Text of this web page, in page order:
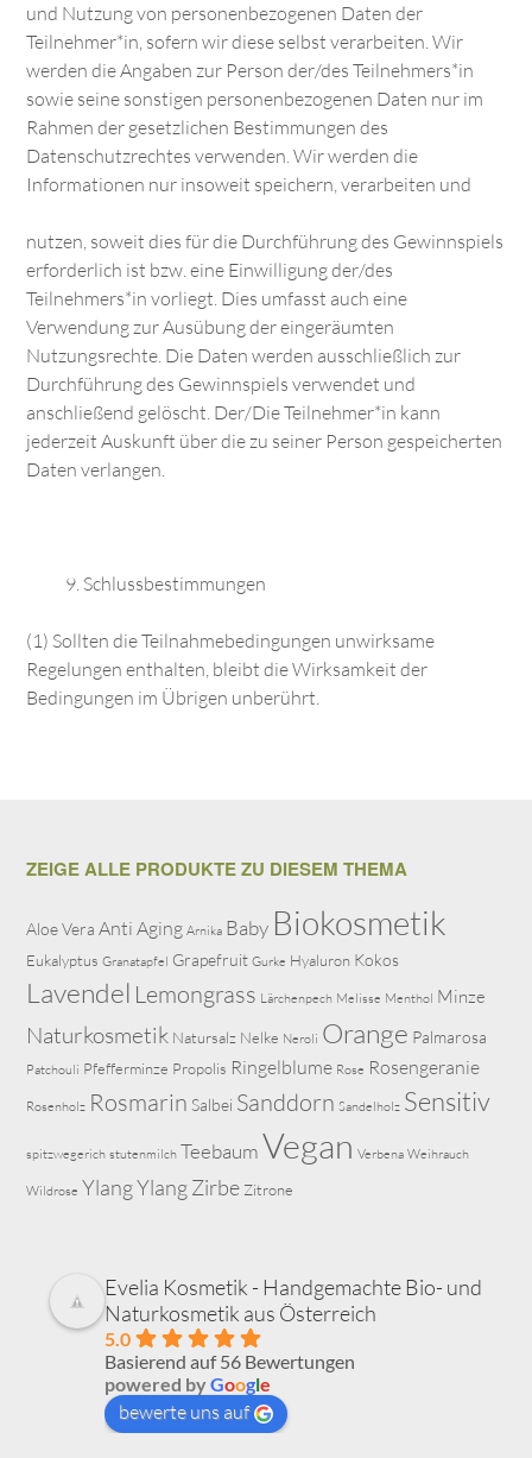
und Nutzung von personenbezogenen Daten der
Teilnehmer*in, sofern wir diese selbst verarbeiten. Wir
werden die Angaben zur Person der/des Teilnehmers*in
sowie seine sonstigen personenbezogenen Daten nur im
Rahmen der gesetzlichen Bestimmungen des
Datenschutzrechtes verwenden. Wir werden die
Informationen nur insoweit speichern, verarbeiten und
nutzen, soweit dies für die Durchführung des Gewinnspiels
erforderlich ist bzw. eine Einwilligung der/des
Teilnehmers*in vorliegt. Dies umfasst auch eine
Verwendung zur Ausübung der eingeräumten
Nutzungsrechte. Die Daten werden ausschließlich zur
Durchführung des Gewinnspiels verwendet und
anschließend gelöscht. Der/Die Teilnehmer*in kann
jederzeit Auskunft über die zu seiner Person gespeicherten
Daten verlangen.
Schlussbestimmungen
(1) Sollten die Teilnahmebedingungen unwirksame
Regelungen enthalten, bleibt die Wirksamkeit der
Bedingungen im Übrigen unberührt.
ZEIGE ALLE PRODUKTE ZU DIESEM THEMA
Aloe Vera Anti Aging Arnika Baby Biokosmetik
Eukalyptus Granatapfel Grapefruit Gurke Hyaluron Kokos
Lavendel Lemongrass Lärchenpech Melisse Menthol Minze
Naturkosmetik Natursalz Nelke Neroli Orange Palmarosa
Patchouli Pfefferminze Propolis Ringelblume Rose Rosengeranie
Rosenholz Rosmarin Salbei Sanddorn Sandelholz Sensitiv
spitzwegerich stutenmilch TeebaumVegan Verbena Weihrauch
Wildrose Ylang YlangZirbe Zitrone
Evelia Kosmetik - Handgemachte Bio- und
Naturkosmetik aus Österreich
5.0
Basierend auf 56 Bewertungen
powered byGoogle
bewerte uns auf